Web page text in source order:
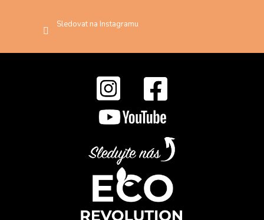
Sledovat na Instagramu